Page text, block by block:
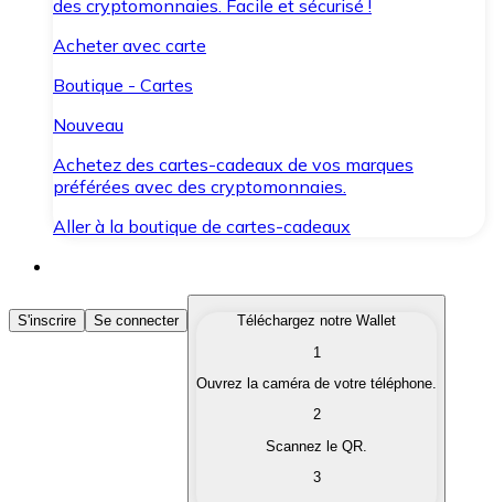
des cryptomonnaies. Facile et sécurisé !
Acheter avec carte
Boutique - Cartes
Nouveau
Achetez des cartes-cadeaux de vos marques
préférées avec des cryptomonnaies.
Aller à la boutique de cartes-cadeaux
Acheter des Cryptomonnaies
Achetez les cryptomonnaies qui vous intéressent
Convertissez vos cryptomonnaies en monnaie
S'inscrire Se connecter
Téléchargez notre Wallet
1
Ouvrez la caméra de votre téléphone.
2
Scannez le QR.
3